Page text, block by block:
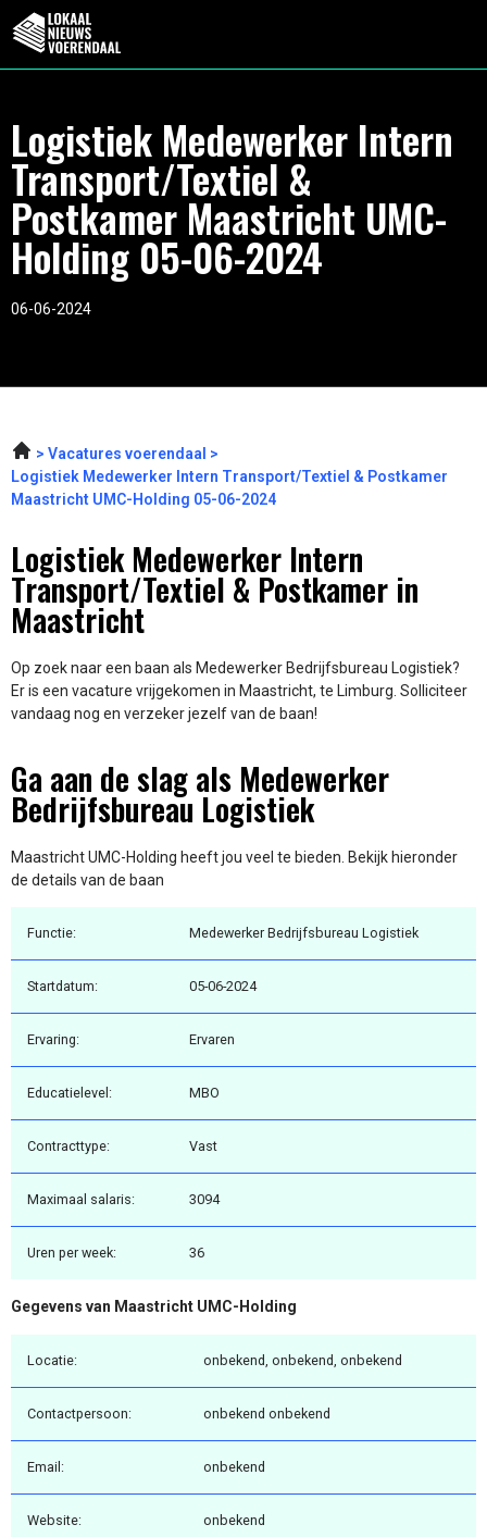
Logistiek Medewerker Intern
Transport/Textiel &
Postkamer Maastricht UMC-
Holding 05-06-2024
06-06-2024
Vacatures voerendaal
Logistiek Medewerker Intern Transport/Textiel & Postkamer
Maastricht UMC-Holding 05-06-2024
Logistiek Medewerker Intern
Transport/Textiel & Postkamer in
Maastricht
Op zoek naar een baan als Medewerker Bedrijfsbureau Logistiek?
Er is een vacature vrijgekomen in Maastricht, te Limburg. Solliciteer
vandaag nog en verzeker jezelf van de baan!
Ga aan de slag als Medewerker
Bedrijfsbureau Logistiek
Maastricht UMC-Holding heeft jou veel te bieden. Bekijk hieronder
de details van de baan
Functie: Medewerker Bedrijfsbureau Logistiek
Startdatum: 05-06-2024
Ervaring: Ervaren
Educatielevel: MBO
Contracttype: Vast
Maximaal salaris: 3094
Uren per week: 36
Gegevens van Maastricht UMC-Holding
Locatie: onbekend, onbekend, onbekend
Contactpersoon: onbekend onbekend
Email: onbekend
Website: onbekend